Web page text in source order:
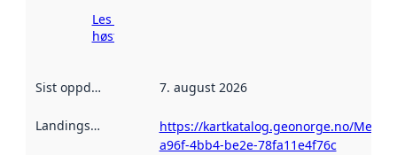
Les mer om
høsting her
Sist oppdatert 7. august 2026
Landingsside
https://kartkatalog.geonorge.no/
a96f-4bb4-be2e-78fa11e4f76c